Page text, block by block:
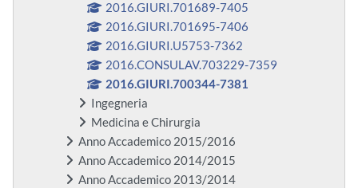
2016.GIURI.701689-7405
2016.GIURI.701695-7406
2016.GIURI.U5753-7362
2016.CONSULAV.703229-7359
2016.GIURI.700344-7381
Ingegneria
Medicina e Chirurgia
Anno Accademico 2015/2016
Anno Accademico 2014/2015
Anno Accademico 2013/2014